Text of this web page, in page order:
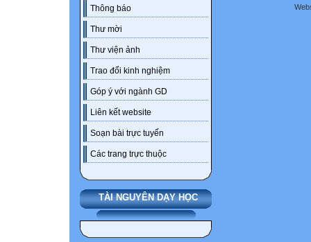
Thông báo
Thư mời
Thư viện ảnh
Trao đổi kinh nghiệm
Góp ý với ngành GD
Liên kết website
Soạn bài trực tuyến
Các trang trực thuộc
TÀI NGUYÊN DẠY HỌC